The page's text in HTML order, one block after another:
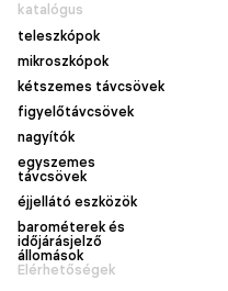
katalógus
teleszkópok
mikroszkópok
kétszemes távcsövek
figyelőtávcsövek
nagyítók
egyszemes
távcsövek
éjjellátó eszközök
barométerek és
időjárásjelző
állomások
Elérhetőségek